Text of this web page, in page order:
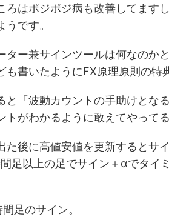
ろはポジポジ病も改善してます
うです。
ター兼サインツールは何なのかと
も書いたようにFX原理原則の特
と「波動カウントの手助けとな
トがわかるように敢えてやってる
た後に高値安値を更新するとサ
足以上の足でサイン＋αでタイ
足のサイン。